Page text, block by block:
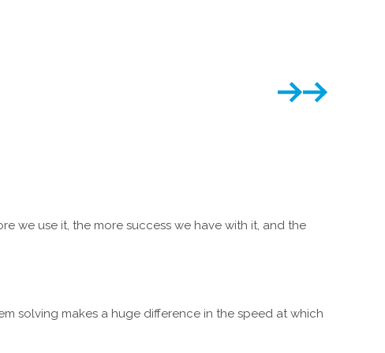
we use it, the more success we have with it, and the
solving makes a huge difference in the speed at which